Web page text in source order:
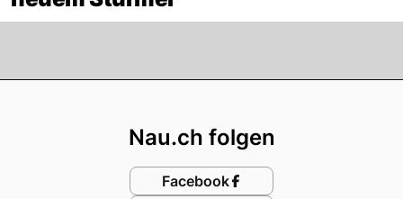
Nau.ch folgen
Facebook